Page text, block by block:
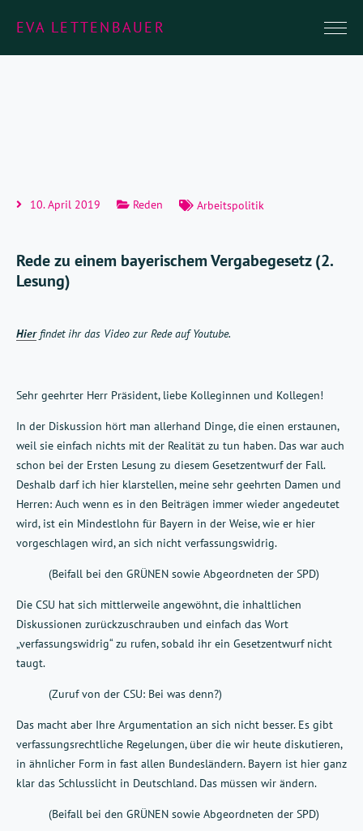
EVA LETTENBAUER
10. April 2019 Reden Arbeitspolitik
Rede zu einem bayerischem Vergabegesetz (2.
Lesung)
Hierfindet ihr das Video zur Rede auf Youtube.
Sehr geehrter Herr Präsident, liebe Kolleginnen und Kollegen!
In der Diskussion hört man allerhand Dinge, die einen erstaunen,
weil sie einfach nichts mit der Realität zu tun haben. Das war auch
schon bei der Ersten Lesung zu diesem Gesetzentwurf der Fall.
Deshalb darf ich hier klarstellen, meine sehr geehrten Damen und
Herren: Auch wenn es in den Beiträgen immer wieder angedeutet
wird, ist ein Mindestlohn für Bayern in der Weise, wie er hier
vorgeschlagen wird, an sich nicht verfassungswidrig.
(Beifall bei den GRÜNEN sowie Abgeordneten der SPD)
Die CSU hat sich mittlerweile angewöhnt, die inhaltlichen
Diskussionen zurückzuschrauben und einfach das Wort
„verfassungswidrig“ zu rufen, sobald ihr ein Gesetzentwurf nicht
taugt.
(Zuruf von der CSU: Bei was denn?)
Das macht aber Ihre Argumentation an sich nicht besser. Es gibt
verfassungsrechtliche Regelungen, über die wir heute diskutieren,
in ähnlicher Form in fast allen Bundesländern. Bayern ist hier ganz
klar das Schlusslicht in Deutschland. Das müssen wir ändern.
(Beifall bei den GRÜNEN sowie Abgeordneten der SPD)